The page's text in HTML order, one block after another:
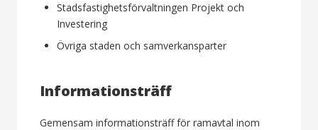
Stadsfastighetsförvaltningen Projekt och
Investering
Övriga staden och samverkansparter
Informationsträff
Gemensam informationsträff för ramavtal inom